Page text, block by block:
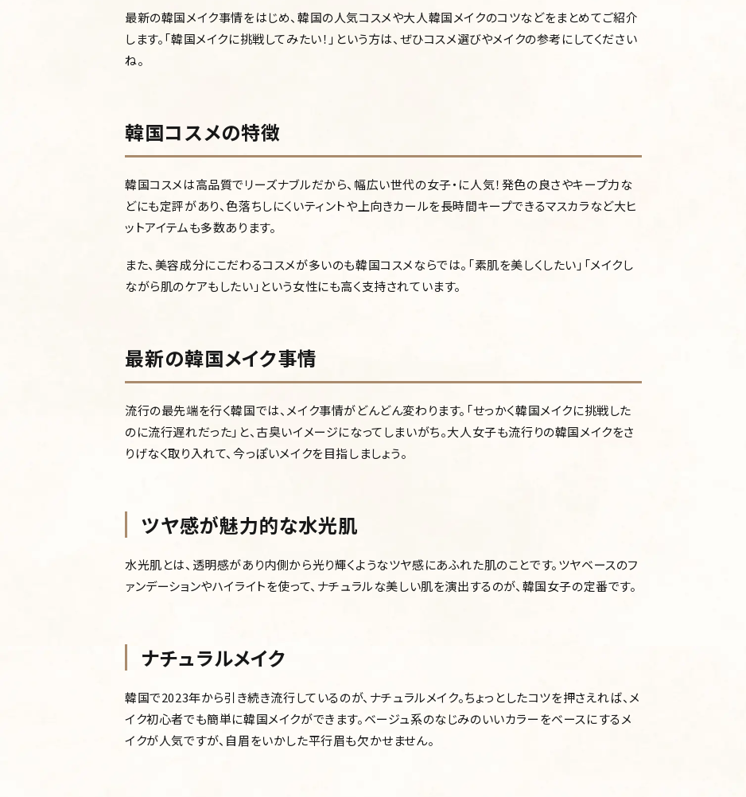
最新の韓国メイク事情をはじめ、韓国の人気コスメや大人韓国メイクのコツなどをまとめてご紹介
します。「韓国メイクに挑戦してみたい！」という方は、ぜひコスメ選びやメイクの参考にしてください
ね。
韓国コスメの特徴
韓国コスメは高品質でリーズナブルだから、幅広い世代の女子・に人気！発色の良さやキープ力な
どにも定評があり、色落ちしにくいティントや上向きカールを長時間キープできるマスカラなど大ヒ
ットアイテムも多数あります。
また、美容成分にこだわるコスメが多いのも韓国コスメならでは。「素肌を美しくしたい」「メイクし
ながら肌のケアもしたい」という女性にも高く支持されています。
最新の韓国メイク事情
流行の最先端を行く韓国では、メイク事情がどんどん変わります。「せっかく韓国メイクに挑戦した
のに流行遅れだった」と、古臭いイメージになってしまいがち。大人女子も流行りの韓国メイクをさ
りげなく取り入れて、今っぽいメイクを目指しましょう。
ツヤ感が魅力的な水光肌
水光肌とは、透明感があり内側から光り輝くようなツヤ感にあふれた肌のことです。ツヤベースのフ
ァンデーションやハイライトを使って、ナチュラルな美しい肌を演出するのが、韓国女子の定番です。
ナチュラルメイク
韓国で2023年から引き続き流行しているのが、ナチュラルメイク。ちょっとしたコツを押さえれば、メ
イク初心者でも簡単に韓国メイクができます。ベージュ系のなじみのいいカラーをベースにするメ
イクが人気ですが、自眉をいかした平行眉も欠かせません。